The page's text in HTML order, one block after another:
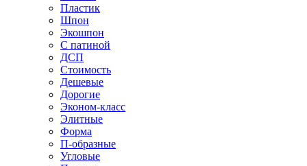
Пластик
Шпон
Экошпон
С патиной
ДСП
Стоимость
Дешевые
Дорогие
Эконом-класс
Элитные
Форма
П-образные
Угловые